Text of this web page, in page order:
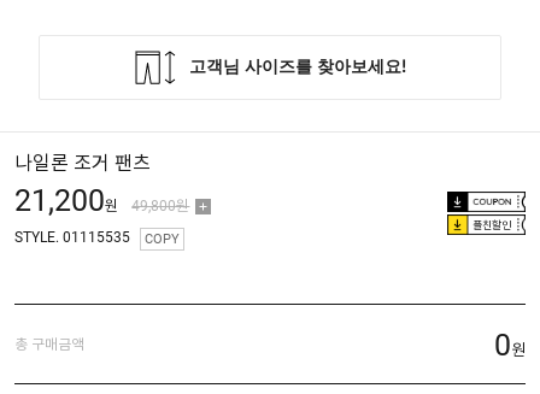
나일론 조거 팬츠
21,200원 49,800원
플친할인
STYLE. 01115535 COPY
총 구매금액 0원